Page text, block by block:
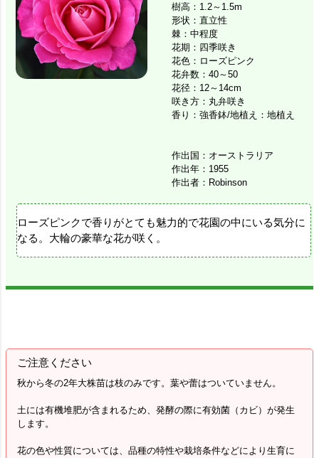
樹高：1.2～1.5m
形状：直立性
棘：中程度
花期：四季咲き
花色：ローズピンク
花弁数：40～50
花径：12～14cm
咲き方：丸弁咲き
香り：強香鉢/地植え：地植え
作出国：オーストラリア
作出年：1955
作出者：Robinson
ローズピンクで香りがとても魅力的で花園の中にいる気分に
なる。大輪の豪華な花が咲く。
ご注意ください
秋から冬の2年大株苗は枝のみです。葉や蕾はついていません。
土には有機堆肥が含まれるため、発酵の際に有効菌（カビ）が発生
します。
花の色や性質については、品種の特性や栽培条件などにより生育に